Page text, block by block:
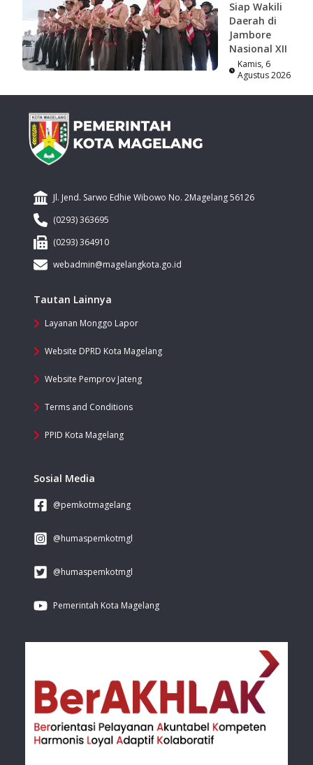
Siap Wakili
Daerah di
Jambore
Nasional XII
Kamis, 6
Agustus 2026
Jl. Jend. Sarwo Edhie Wibowo No. 2Magelang 56126
(0293) 363695
(0293) 364910
webadmin@magelangkota.go.id
Tautan Lainnya
Layanan Monggo Lapor
Website DPRD Kota Magelang
Website Pemprov Jateng
Terms and Conditions
PPID Kota Magelang
Sosial Media
@pemkotmagelang
@humaspemkotmgl
@humaspemkotmgl
Pemerintah Kota Magelang